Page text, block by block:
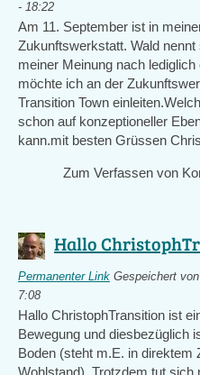
- 18:22
Am 11. September ist in
Zukunftswerkstatt. Wald
meiner Meinung nach
möchte ich an der
Transition Town
schon auf konzeptioneller
kann.mit besten Grüssen
Zum Verfassen von
Hallo
Permanenter Link Gespeichert von
7:08
Hallo ChristophTransition ist
Bewegung und diesbezüglich
Boden (steht m.E. in direktem
Wohlstand). Trotzdem tut sich